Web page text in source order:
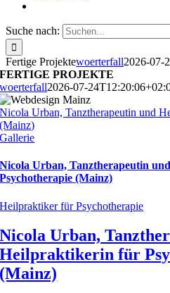
Suche nach:
Fertige Projektewoerterfall2026-07-
FERTIGE PROJEKTE
woerterfall2026-07-
Nicola Urban, Tanztherapeutin und
(Mainz)
Gallerie
Nicola Urban, Tanztherapeutin
Psychotherapie (Mainz)
Heilpraktiker für Psychotherapie
Nicola Urban,
Heilpraktikerin für
(Mainz)